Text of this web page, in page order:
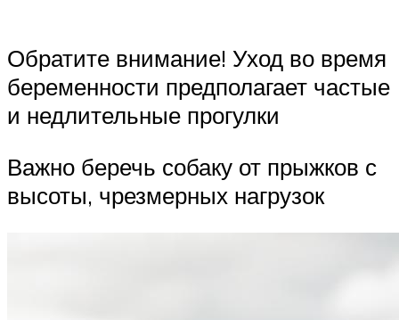
Обратите внимание! Уход во время
беременности предполагает частые
и недлительные прогулки
Важно беречь собаку от прыжков с
высоты, чрезмерных нагрузок